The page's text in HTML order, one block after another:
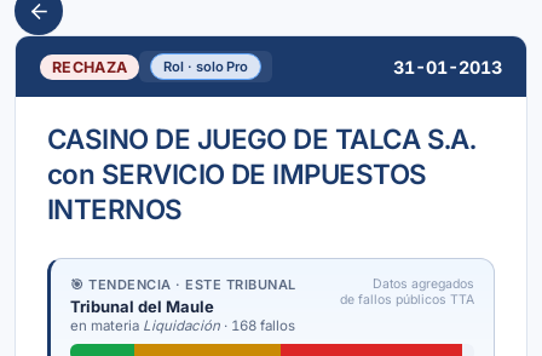
RECHAZA Rol · solo Pro 31-01-2013
CASINO DE JUEGO DE TALCA S.A.
con SERVICIO DE IMPUESTOS
INTERNOS
🎯 TENDENCIA · ESTE TRIBUNAL
Tribunal del Maule
en materia Liquidación · 168 fallos
Datos agregados
de fallos públicos TTA